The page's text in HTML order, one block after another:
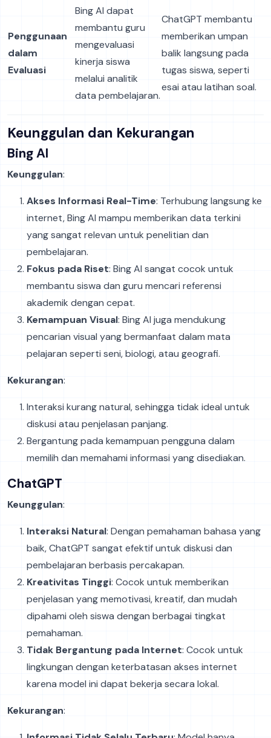
Penggunaan
dalam
Evaluasi
Bing AI dapat
membantu guru
mengevaluasi
kinerja siswa
melalui analitik
data pembelajaran.
ChatGPT membantu
memberikan umpan
balik langsung pada
tugas siswa, seperti
esai atau latihan soal.
Keunggulan dan Kekurangan
Bing AI
Keunggulan:
Akses Informasi Real-Time: Terhubung langsung ke
internet, Bing AI mampu memberikan data terkini
yang sangat relevan untuk penelitian dan
pembelajaran.
Fokus pada Riset: Bing AI sangat cocok untuk
membantu siswa dan guru mencari referensi
akademik dengan cepat.
Kemampuan Visual: Bing AI juga mendukung
pencarian visual yang bermanfaat dalam mata
pelajaran seperti seni, biologi, atau geografi.
Kekurangan:
Interaksi kurang natural, sehingga tidak ideal untuk
diskusi atau penjelasan panjang.
Bergantung pada kemampuan pengguna dalam
memilih dan memahami informasi yang disediakan.
ChatGPT
Keunggulan:
Interaksi Natural: Dengan pemahaman bahasa yang
baik, ChatGPT sangat efektif untuk diskusi dan
pembelajaran berbasis percakapan.
Kreativitas Tinggi: Cocok untuk memberikan
penjelasan yang memotivasi, kreatif, dan mudah
dipahami oleh siswa dengan berbagai tingkat
pemahaman.
Tidak Bergantung pada Internet: Cocok untuk
lingkungan dengan keterbatasan akses internet
karena model ini dapat bekerja secara lokal.
Kekurangan: